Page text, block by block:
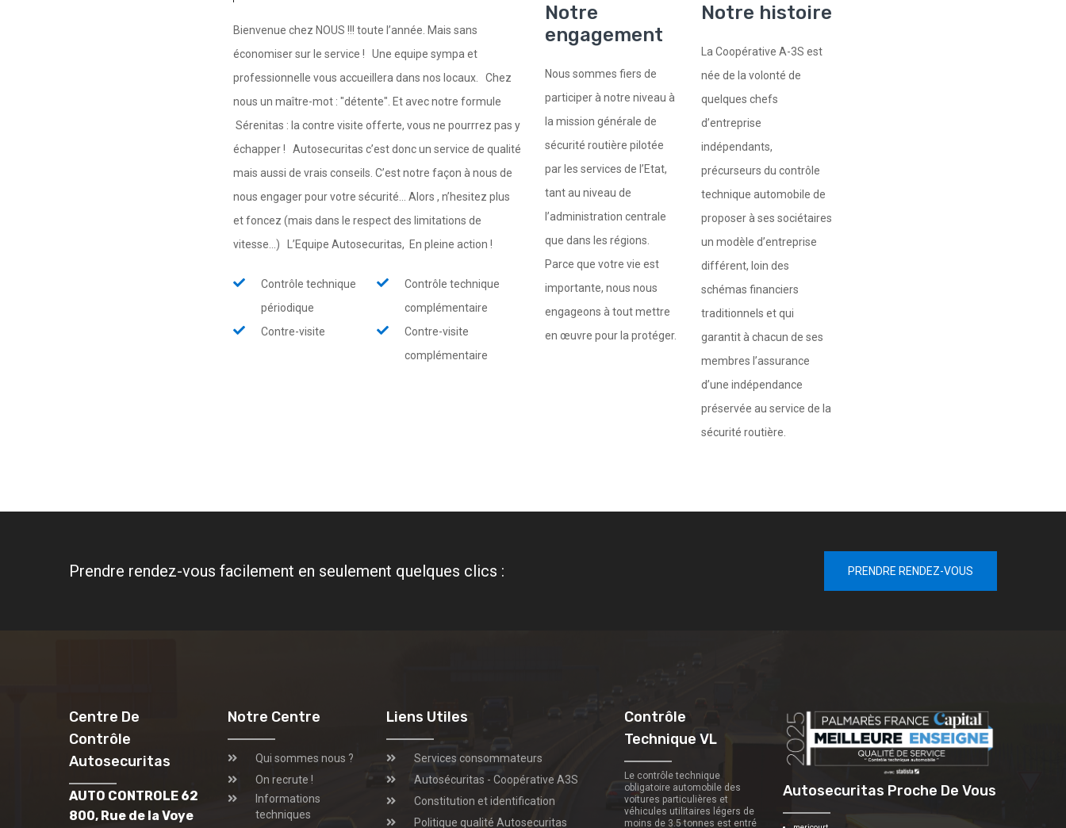
Bienvenue chez NOUS !!! toute l’année. Mais sans
économiser sur le service ! Une equipe sympa et
professionnelle vous accueillera dans nos locaux. Chez
nous un maître-mot : "détente". Et avec notre formule
Sérenitas : la contre visite offerte, vous ne pourrrez pas y
échapper ! Autosecuritas c’est donc un service de qualité
mais aussi de vrais conseils. C’est notre façon à nous de
nous engager pour votre sécurité... Alors , n’hesitez plus
et foncez (mais dans le respect des limitations de
vitesse...) L’Equipe Autosecuritas, En pleine action !
Contrôle technique
périodique
Contrôle technique
complémentaire
Contre-visite
Contre-visite
complémentaire
Notre
engagement
Nous sommes fiers de
participer à notre niveau à
la mission générale de
sécurité routière pilotée
par les services de l’Etat,
tant au niveau de
l’administration centrale
que dans les régions.
Parce que votre vie est
importante, nous nous
engageons à tout mettre
en œuvre pour la protéger.
Notre histoire
La Coopérative A-3S est
née de la volonté de
quelques chefs
d’entreprise
indépendants,
précurseurs du contrôle
technique automobile de
proposer à ses sociétaires
un modèle d’entreprise
différent, loin des
schémas financiers
traditionnels et qui
garantit à chacun de ses
membres l’assurance
d’une indépendance
préservée au service de la
sécurité routière.
Prendre rendez-vous facilement en seulement quelques clics : PRENDRE RENDEZ-VOUS
Centre De
Contrôle
Autosecuritas
AUTO CONTROLE 62
800, Rue de la Voye
Notre Centre
Qui sommes nous ?
On recrute !
Informations
techniques
Liens Utiles
Services consommateurs
Autosécuritas - Coopérative A3S
Constitution et identification
Politique qualité Autosecuritas
Contrôle
Technique VL
Le contrôle technique
obligatoire automobile des
voitures particulières et
véhicules utilitaires légers de
moins de 3.5 tonnes est entré
Autosecuritas Proche De Vous